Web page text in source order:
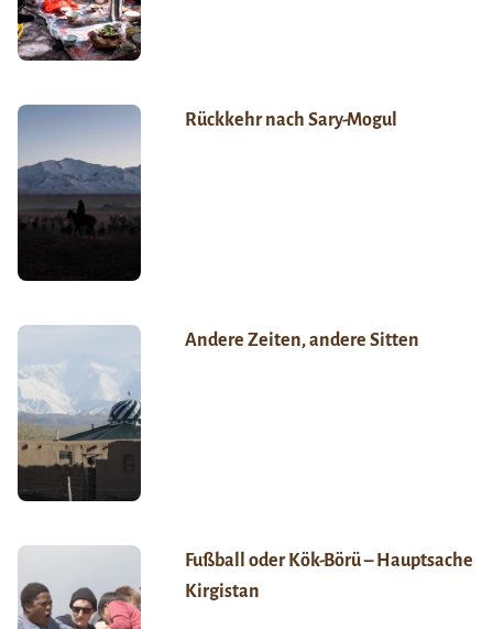
Rückkehr nach Sary-Mogul
Andere Zeiten, andere Sitten
Fußball oder Kök-Börü – Hauptsache
Kirgistan